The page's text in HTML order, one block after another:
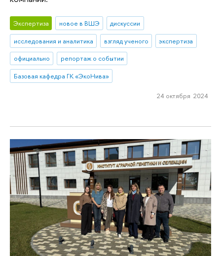
Экспертиза новое в ВШЭ
дискуссии
исследования и аналитика
взгляд ученого
экспертиза
официально
репортаж о событии
Базовая кафедра ГК «ЭкоНива»
24 октября 2024